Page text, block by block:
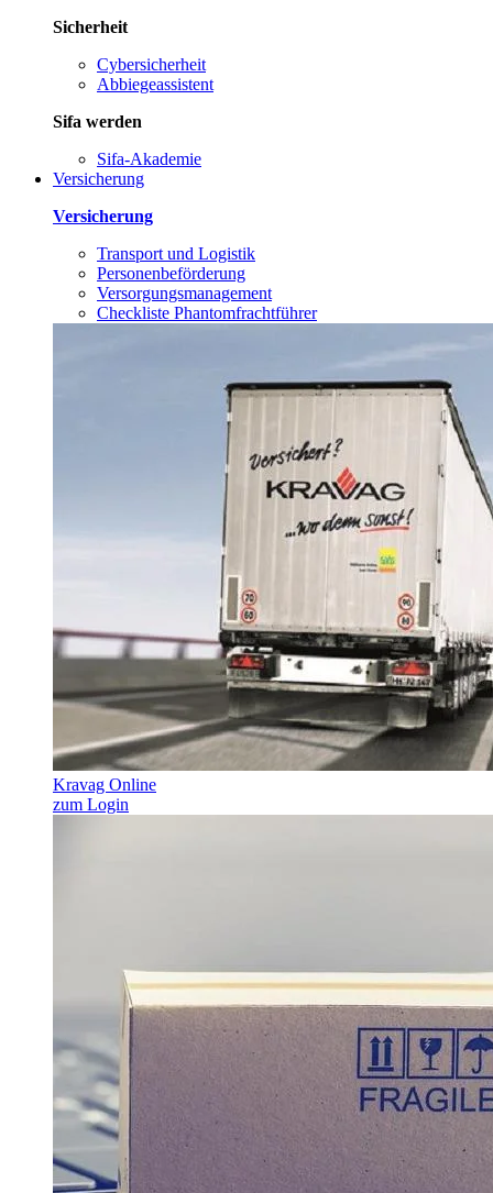
Sicherheit
Cybersicherheit
Abbiegeassistent
Sifa werden
Sifa-Akademie
Versicherung
Versicherung
Transport und Logistik
Personenbeförderung
Versorgungsmanagement
Checkliste Phantomfrachtführer
Kravag Online
zum Login